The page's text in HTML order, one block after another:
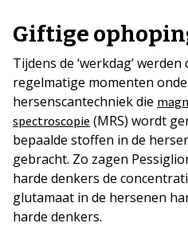
Giftige
Tijdens de ‘werkdag’
regelmatige momenten
hersenscantechniek die
spectroscopie (MRS) wordt
bepaalde stoffen in de
gebracht. Zo zagen
harde denkers de
glutamaat in de hersenen
harde denkers.